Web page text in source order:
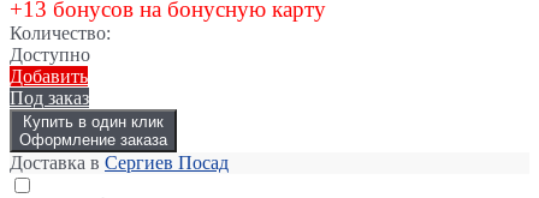
+13 бонусов на бонусную карту
Количество:
Доступно
Добавить
Под заказ
Купить в один клик
Оформление заказа
Доставка в Сергиев Посад